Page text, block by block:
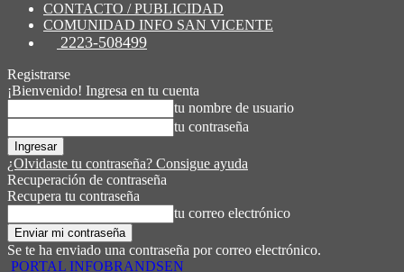
CONTACTO / PUBLICIDAD
COMUNIDAD INFO SAN VICENTE
2223-508499
Registrarse
¡Bienvenido! Ingresa en tu cuenta
tu nombre de usuario
tu contraseña
¿Olvidaste tu contraseña? Consigue ayuda
Recuperación de contraseña
Recupera tu contraseña
tu correo electrónico
Se te ha enviado una contraseña por correo electrónico.
PORTAL INFOBRANDSEN